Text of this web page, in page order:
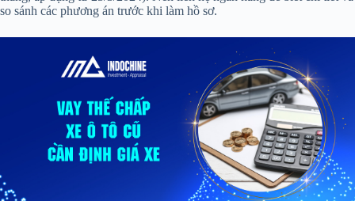
so sánh các phương án trước khi làm hồ sơ.